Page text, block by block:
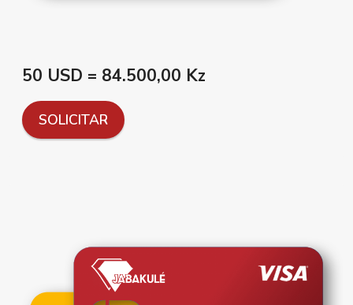
50 USD = 84.500,00 Kz
SOLICITAR